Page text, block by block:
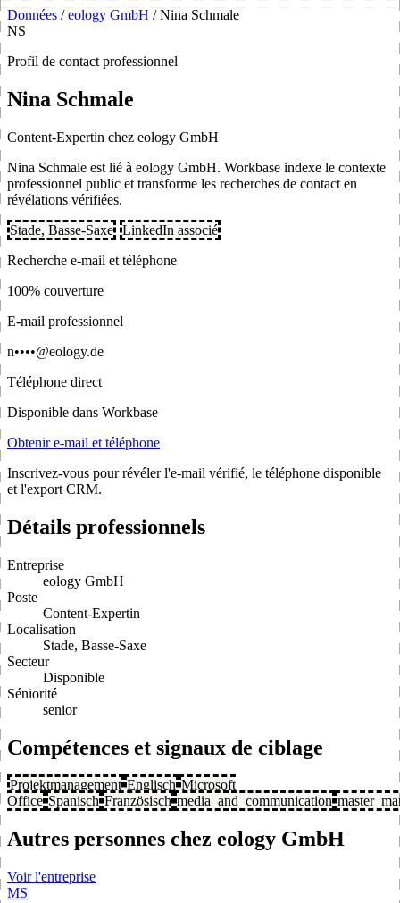
Données / eology GmbH / Nina Schmale
NS
Profil de contact professionnel
Nina Schmale
Content-Expertin chez eology GmbH
Nina Schmale est lié à eology GmbH. Workbase indexe le contexte
professionnel public et transforme les recherches de contact en
révélations vérifiées.
Stade, Basse-Saxe LinkedIn associé
Recherche e-mail et téléphone
100% couverture
E-mail professionnel
n••••@eology.de
Téléphone direct
Disponible dans Workbase
Obtenir e-mail et téléphone
Inscrivez-vous pour révéler l'e-mail vérifié, le téléphone disponible
et l'export CRM.
Détails professionnels
Entreprise
eology GmbH
Poste
Content-Expertin
Localisation
Stade, Basse-Saxe
Secteur
Disponible
Séniorité
senior
Compétences et signaux de ciblage
Projektmanagement Englisch Microsoft
Office Spanisch Französisch media_and_communication
Autres personnes chez eology GmbH
Voir l'entreprise
MS